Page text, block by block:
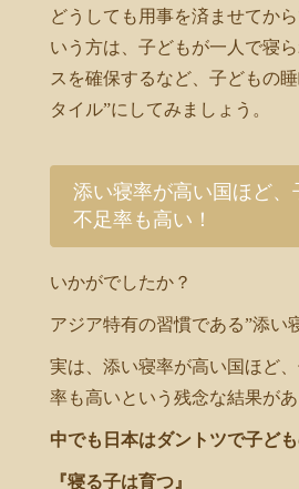
どうしても用事を済ませてか
いう方は、子どもが一人で寝
スを確保するなど、子どもの
タイル”にしてみましょう。
添い寝率が高い国ほど、
不足率も高い！
いかがでしたか？
アジア特有の習慣である”添い寝
実は、添い寝率が高い国ほど
率も高いという残念な結果があ
中でも日本はダントツで子ど
『寝る子は育つ』